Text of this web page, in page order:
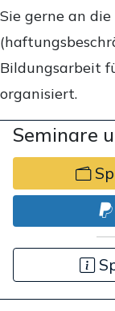
Sie gerne an
Bildungsarbeit
organisiert.
Seminare